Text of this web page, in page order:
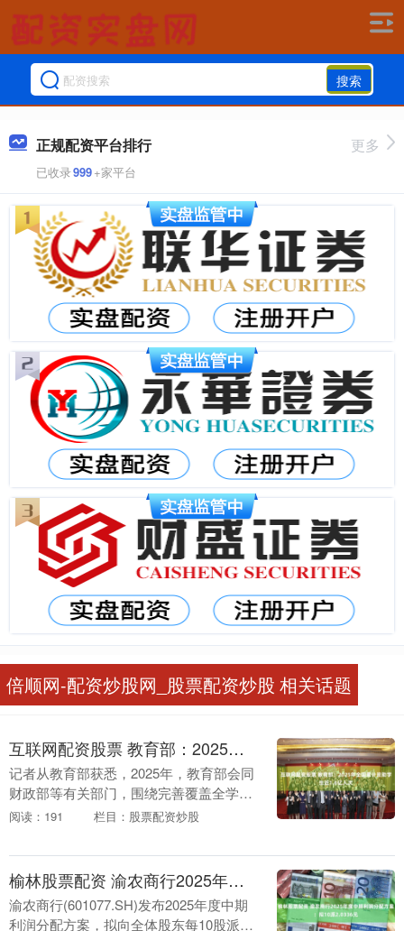
搜索
正规配资平台排行
已收录999+家平台
更多
倍顺网-配资炒股网_股票配资炒股 相关话题
互联网配资股票 教育部：2025年全国累计资助学生近1.6亿人次
记者从教育部获悉，2025年，教育部会同
财政部等有关部门，围绕完善覆盖全学段
学生资助体系等重点任务互联网配资股
效。 资助政策体....
阅读：191 栏目：股票配资炒股
榆林股票配资 渝农商行2025年度中期利润分配方案：拟10派2.0336元
渝农商行(601077.SH)发布2025年度中期
利润分配方案，拟向全体股东每10股派发